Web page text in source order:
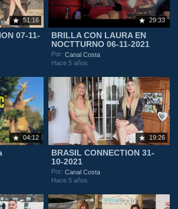
51:16
07-11-
29:33
BRILLA CON LAURA EN
NOCTTURNO 06-11-2021
Por:Canal Costa
Hace 5 años
04:12 19:26
BRASIL CONNECTION 31-
10-2021
Por:Canal Costa
Hace 5 años